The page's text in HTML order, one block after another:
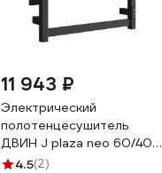
11 943 ₽
Электрический
полотенцесушитель
ДВИН J plaza neo 60/40 К
диммер, квадрат, черный
4.5(2)